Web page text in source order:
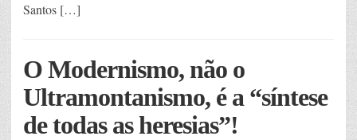
Santos […]
O Modernismo, não o
Ultramontanismo, é a “síntese
de todas as heresias”!